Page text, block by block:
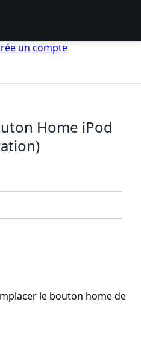
un compte
Home iPod
le bouton home de